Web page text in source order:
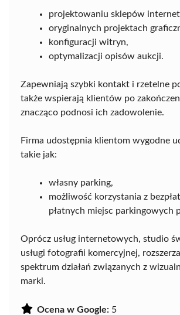
projektowaniu sklepów
oryginalnych projektach
konfiguracji witryn,
optymalizacji opisów aukcji.
Zapewniają szybki kontakt i rzetelne
także wspierają klientów po
znacząco podnosi ich zadowolenie.
Firma udostępnia klientom wygodne
takie jak:
własny parking,
możliwość korzystania z
płatnych miejsc parkingowych
Oprócz usług internetowych, studio
usługi fotografii komercyjnej,
spektrum działań związanych z
marki.
Ocena w Google: 5